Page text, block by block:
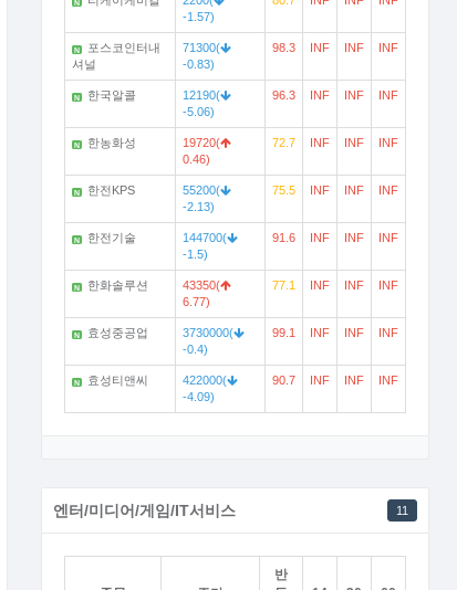
N
-1.57)
N
포스코인터내
셔널
71300(
-0.83)
98.3 INF INF INF
N 한국알콜
12190(
-5.06)
96.3 INF INF INF
N 한농화성
19720(
0.46)
72.7 INF INF INF
N 한전KPS
55200(
-2.13)
75.5 INF INF INF
N 한전기술
144700(
-1.5)
91.6 INF INF INF
N 한화솔루션
43350(
6.77)
77.1 INF INF INF
N 효성중공업
3730000(
-0.4)
99.1 INF INF INF
N 효성티앤씨
422000(
-4.09)
90.7 INF INF INF
엔터/미디어/게임/IT서비스 11
반